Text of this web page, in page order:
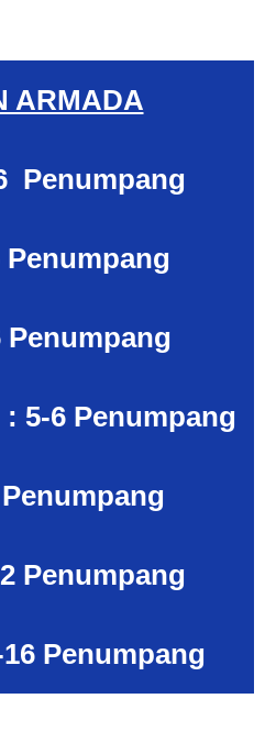
ARMADA
Penumpang
Penumpang
5-6 Penumpang
Penumpang
Penumpang